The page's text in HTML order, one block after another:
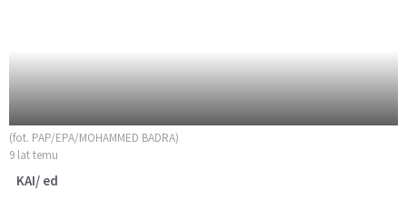
(fot. PAP/EPA/MOHAMMED BADRA)
9 lat temu
KAI/ ed